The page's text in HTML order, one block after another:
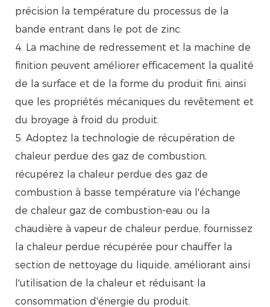
précision la température du processus de la
bande entrant dans le pot de zinc.
4. La machine de redressement et la machine de
finition peuvent améliorer efficacement la qualité
de la surface et de la forme du produit fini, ainsi
que les propriétés mécaniques du revêtement et
du broyage à froid du produit.
5. Adoptez la technologie de récupération de
chaleur perdue des gaz de combustion,
récupérez la chaleur perdue des gaz de
combustion à basse température via l'échange
de chaleur gaz de combustion-eau ou la
chaudière à vapeur de chaleur perdue, fournissez
la chaleur perdue récupérée pour chauffer la
section de nettoyage du liquide, améliorant ainsi
l'utilisation de la chaleur et réduisant la
consommation d'énergie du produit.